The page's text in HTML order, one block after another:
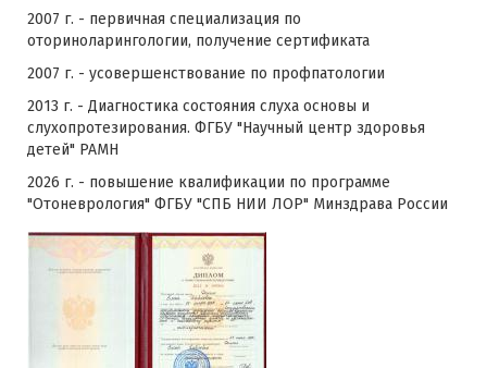
2007 г. - первичная специализация по
оториноларингологии, получение сертификата
2007 г. - усовершенствование по профпатологии
2013 г. - Диагностика состояния слуха основы и
слухопротезирования. ФГБУ "Научный центр здоровья
детей" РАМН
2026 г. - повышение квалификации по программе
"Отоневрология" ФГБУ "СПБ НИИ ЛОР" Минздрава России